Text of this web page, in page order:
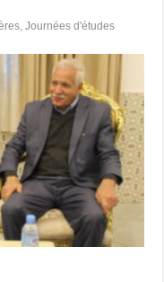
,Journées d'études